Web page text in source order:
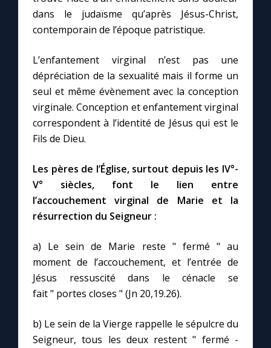
dans le judaïsme qu’après Jésus-Christ,
contemporain de l’époque patristique.
L’enfantement virginal n’est pas une
dépréciation de la sexualité mais il forme un
seul et même évènement avec la conception
virginale. Conception et enfantement virginal
correspondent à l’identité de Jésus qui est le
Fils de Dieu.
Les pères de l’Église, surtout depuis les IV°-
V° siècles, font le lien entre
l’accouchement virginal de Marie et la
résurrection du Seigneur :
a) Le sein de Marie reste " fermé " au
moment de l’accouchement, et l’entrée de
Jésus ressuscité dans le cénacle se
fait " portes closes " (Jn 20,19.26).
b) Le sein de la Vierge rappelle le sépulcre du
Seigneur, tous les deux restent " fermé -